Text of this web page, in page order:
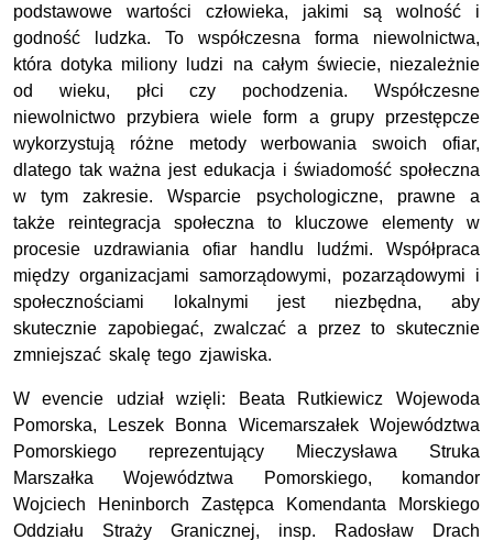
podstawowe wartości człowieka, jakimi są wolność i
godność ludzka. To współczesna forma niewolnictwa,
która dotyka miliony ludzi na całym świecie, niezależnie
od wieku, płci czy pochodzenia. Współczesne
niewolnictwo przybiera wiele form a grupy przestępcze
wykorzystują różne metody werbowania swoich ofiar,
dlatego tak ważna jest edukacja i świadomość społeczna
w tym zakresie. Wsparcie psychologiczne, prawne a
także reintegracja społeczna to kluczowe elementy w
procesie uzdrawiania ofiar handlu ludźmi. Współpraca
między organizacjami samorządowymi, pozarządowymi i
społecznościami lokalnymi jest niezbędna, aby
skutecznie zapobiegać, zwalczać a przez to skutecznie
zmniejszać skalę tego zjawiska.
W evencie udział wzięli: Beata Rutkiewicz Wojewoda
Pomorska, Leszek Bonna Wicemarszałek Województwa
Pomorskiego reprezentujący Mieczysława Struka
Marszałka Województwa Pomorskiego, komandor
Wojciech Heninborch Zastępca Komendanta Morskiego
Oddziału Straży Granicznej, insp. Radosław Drach